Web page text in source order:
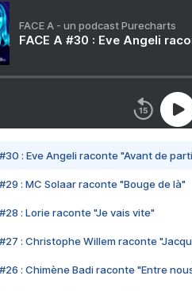
FACE A - un podcast Purecharts
FACE A #30 : Eve Angeli
#30 : Eve Angeli raconte "Avant de
#29 : MC Solaar raconte "Bouge de là"
#28 : Lorie raconte "Je vais vite"
#27 : Christophe Willem raconte
#26 : Chimène Badi raconte "Entre